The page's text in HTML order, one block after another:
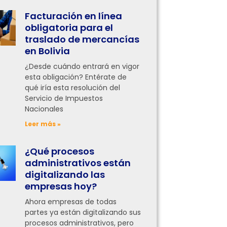
Facturación en línea
obligatoria para el
traslado de mercancías
en Bolivia
¿Desde cuándo entrará en vigor
esta obligación? Entérate de
qué iría esta resolución del
Servicio de Impuestos
Nacionales
Leer más »
¿Qué procesos
administrativos están
digitalizando las
empresas hoy?
Ahora empresas de todas
partes ya están digitalizando sus
procesos administrativos, pero